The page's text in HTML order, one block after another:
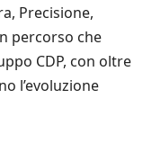
Precisione,
percorso che
CDP, con oltre
l’evoluzione